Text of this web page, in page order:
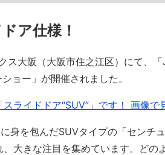
ア仕様！
ス大阪（大阪市住之江区）にて、
ョー」が開催されました。
ライドドア“SUV”」です！ 画像で
を包んだSUVタイプの「センチュ
大きな注目を集めています。どの